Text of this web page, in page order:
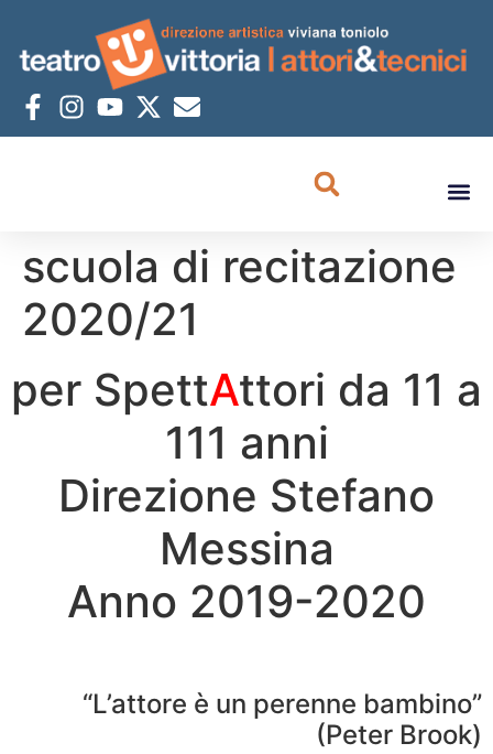
scuola di recitazione
2020/21
per SpettAttori da 11 a
111 anni
Direzione Stefano
Messina
Anno 2019-2020
“L’attore è un perenne bambino”
(Peter Brook)